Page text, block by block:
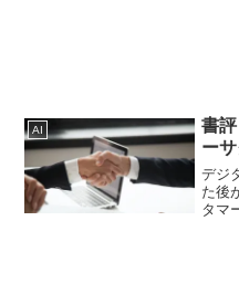
AI
書
ー
デジ
た後
タマ
解